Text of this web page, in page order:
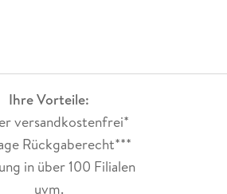
Ihre Vorteile:
versandkostenfrei*
Rückgaberecht***
in über 100 Filialen
uvm.